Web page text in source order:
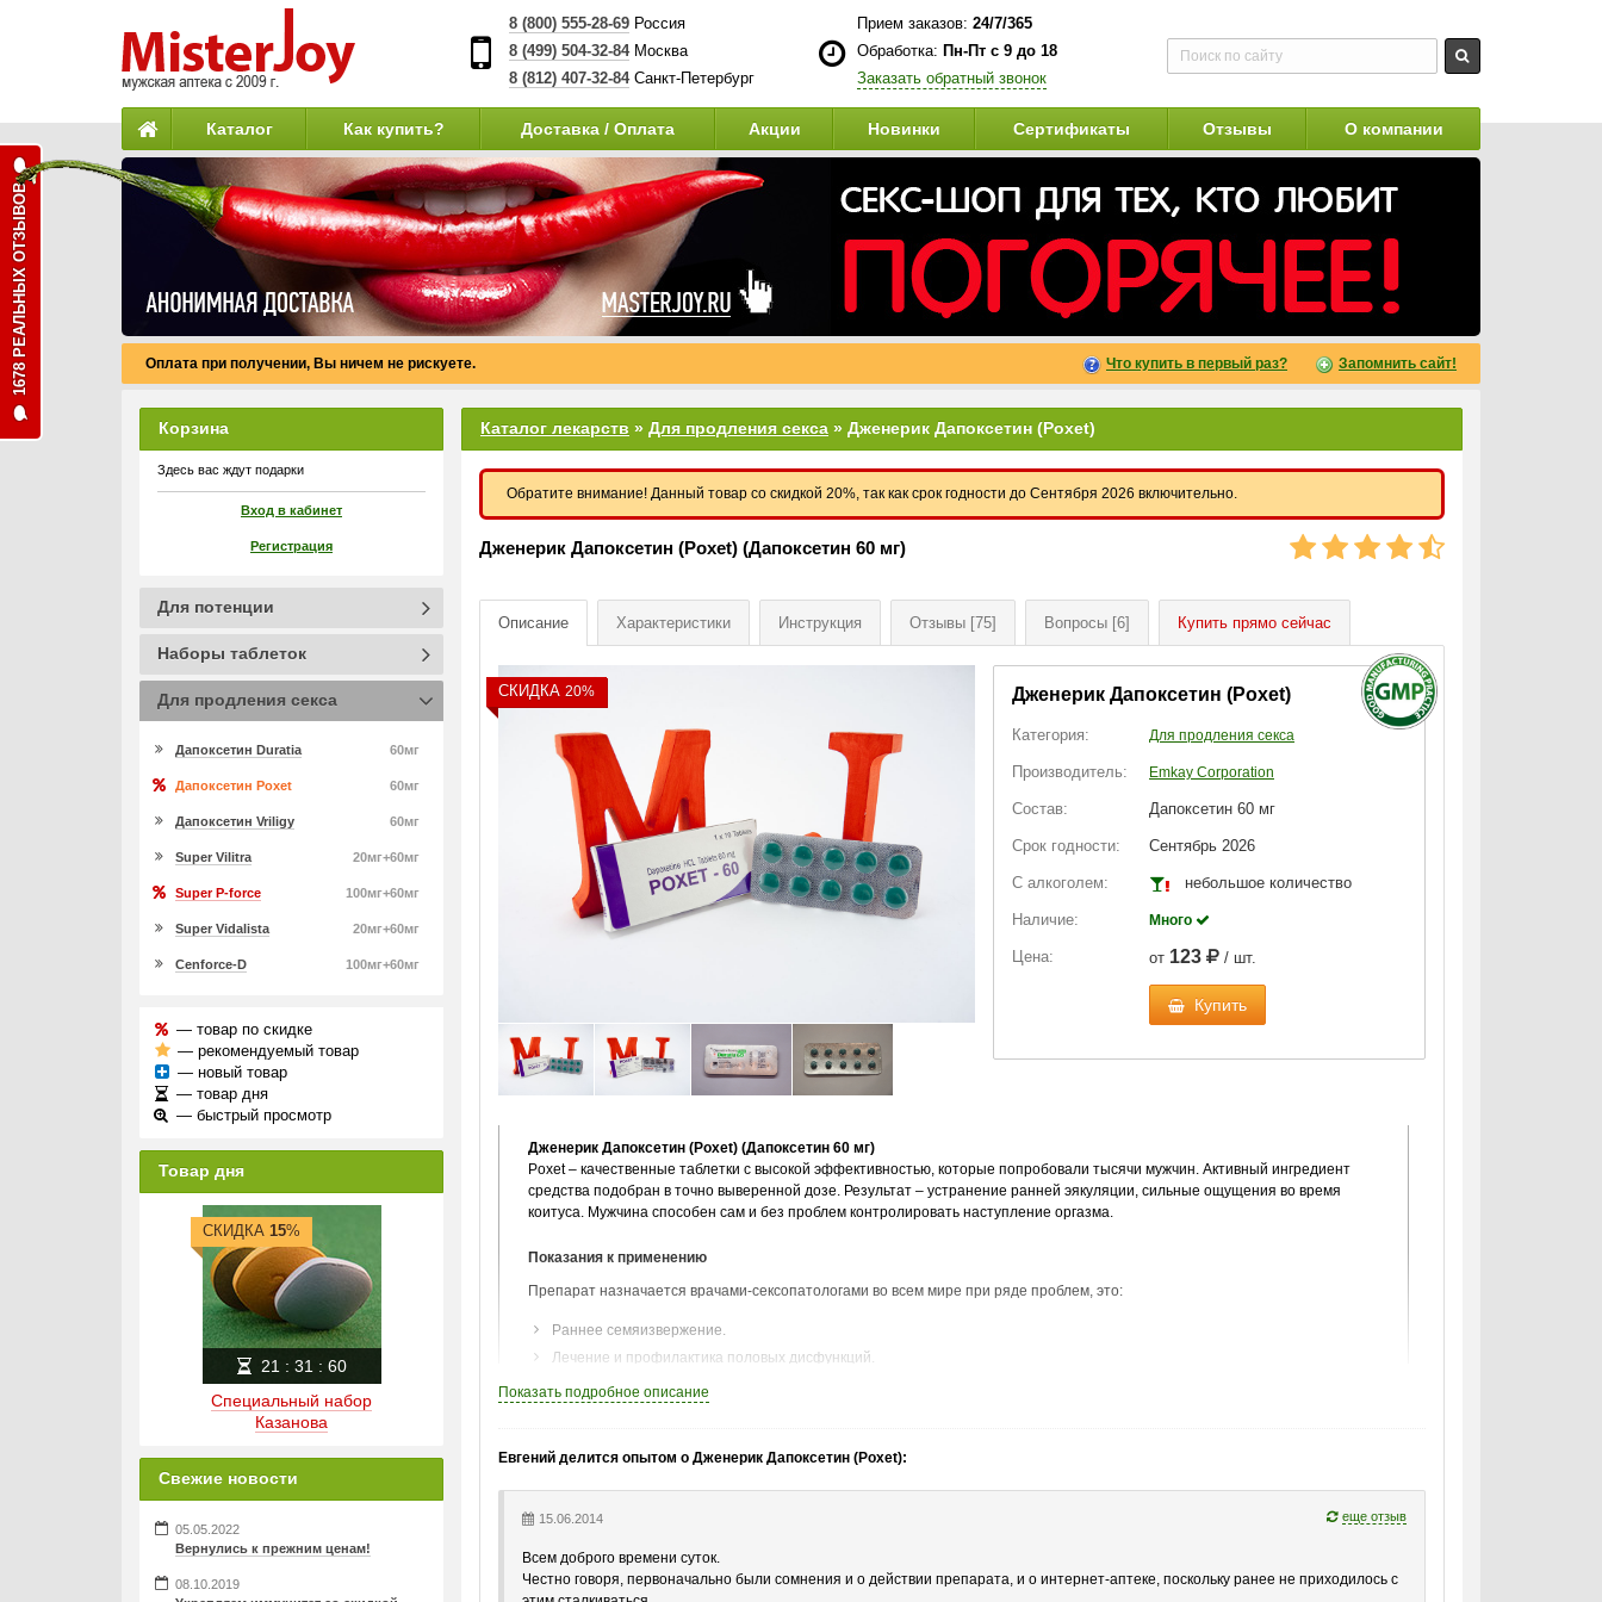
8 (800) 555-28-69Россия
8 (499) 504-32-84Москва
8 (812) 407-32-84 Санкт-Петербург
Прием заказов: 24/7/365
Обработка: Пн-Пт с 9 до 18
Заказать обратный звонок
Каталог Как купить? Доставка / Оплата Акции Новинки Сертификаты Отзывы О компании
Оплата при получении, Вы ничем не рискуете. Что купить в первый раз? Запомнить сайт!
Каталог лекарств » Для продления секса » Дженерик Дапоксетин (Poxet)
Обратите внимание! Данный товар со скидкой 20%, так как срок годности до Сентября 2026 включительно.
Дженерик Дапоксетин (Poxet) (Дапоксетин 60 мг)
Описание Характеристики Инструкция Отзывы [75] Вопросы [6] Купить прямо сейчас
СКИДКА 20% Дженерик Дапоксетин (Poxet)
Категория: Для продления секса
Производитель: Emkay Corporation
Состав: Дапоксетин 60 мг
Срок годности: Сентябрь 2026
С алкоголем: небольшое количество
Наличие: Много
Цена: от 123 / шт.
Купить
Дженерик Дапоксетин (Poxet) (Дапоксетин 60 мг)
Poxet – качественные таблетки с высокой эффективностью, которые попробовали тысячи мужчин. Активный ингредиент
средства подобран в точно выверенной дозе. Результат – устранение ранней эякуляции, сильные ощущения во время
коитуса. Мужчина способен сам и без проблем контролировать наступление оргазма.
Показания к применению
Препарат назначается врачами-сексопатологами во всем мире при ряде проблем, это:
Раннее семяизвержение.
Лечение и профилактика половых дисфункций.
Сниженные ощущения при коитусе, слабый оргазм при ранней эякуляции.
Таблетки могут без опасений принимать взрослые мужчины разных возрастных групп при условии отсутствия
Принцип действия
Действующее вещество препарата способно продлить секс не менее чем в 5 раз. Мужчины, которые уже принимали таблетки,
отмечали мгновенное снятие психологического напряжения и значительно возросшую силу эякуляции. С помощью средства
можно успешно бороться с различными проявлениями половых дисфункций и получать максимальное сексуальное
Показать подробное описание
Евгений делится опытом о Дженерик Дапоксетин (Poxet):
еще отзыв
15.06.2014
Всем доброго времени суток.
Честно говоря, первоначально были сомнения и о действии препарата, и о интернет-аптеке, поскольку ранее не приходилось с
Корзина
Здесь вас ждут подарки
Вход в кабинет
Регистрация
Для потенции
Наборы таблеток
Для продления секса
60мг
Дапоксетин Duratia
60мг
Дапоксетин Poxet
60мг
Дапоксетин Vriligy
20мг+60мг
Super Vilitra
100мг+60мг
Super P-force
20мг+60мг
Super Vidalista
100мг+60мг
Cenforce-D
— товар по скидке
— рекомендуемый товар
— новый товар
— товар дня
— быстрый просмотр
Товар дня
Специальный набор
Казанова
СКИДКА 15%
21 : 31 : 60
Свежие новости
05.05.2022
Вернулись к прежним ценам!
08.10.2019
1678 РЕАЛЬНЫХ ОТЗЫВОВ